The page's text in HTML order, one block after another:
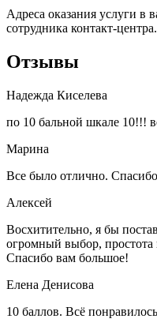
Адреса оказания услуги в
сотрудника контакт-центра.
Отзывы
Надежда Киселева
по 10 бальной шкале 10!!!
Марина
Все было отлично.
Алексей
Восхитительно, я бы
огромный выбор, простота
Спасибо вам большое!
Елена Денисова
10 баллов. Всё